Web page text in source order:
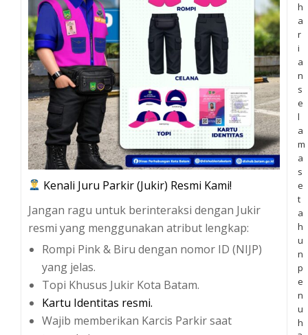
Kenali Juru Parkir (Jukir) Resmi Kami!
Jangan ragu untuk berinteraksi dengan Jukir
resmi yang menggunakan atribut lengkap:
Rompi Pink & Biru dengan nomor ID (NIJP)
yang jelas.
Topi Khusus Jukir Kota Batam.
Kartu Identitas resmi.
Wajib memberikan Karcis Parkir saat
h
a
r
i
a
n
s
e
l
a
m
a
s
e
t
a
h
u
n
p
e
n
u
h